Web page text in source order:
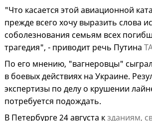
"Что касается этой авиационной
прежде всего хочу выразить слова
соболезнования семьям всех
трагедия", - приводит речь Путина
По его мнению, "вагнеровцы"
в боевых действиях на Украине.
экспертизы по делу о крушении
потребуется подождать.
В Петербурге 24 августа кзданиям,